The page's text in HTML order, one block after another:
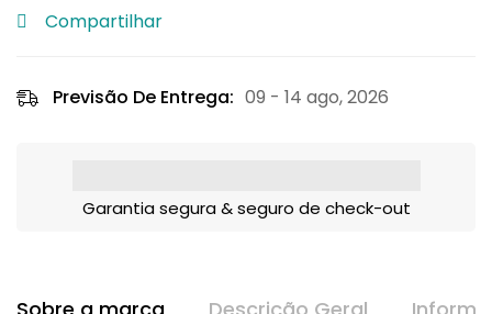
Compartilhar
Previsão De Entrega: 09 - 14 ago, 2026
Garantia segura & seguro de check-out